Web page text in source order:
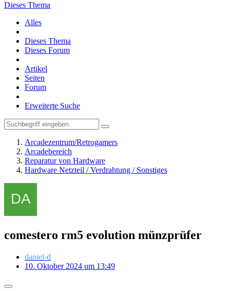
Dieses Thema
Alles
Dieses Thema
Dieses Forum
Artikel
Seiten
Forum
Erweiterte Suche
Arcadezentrum/Retrogamers
Arcadebereich
Reparatur von Hardware
Hardware Netzteil / Verdrahtung / Sonstiges
comestero rm5 evolution münzprüfer
daniel-d
10. Oktober 2024 um 13:49